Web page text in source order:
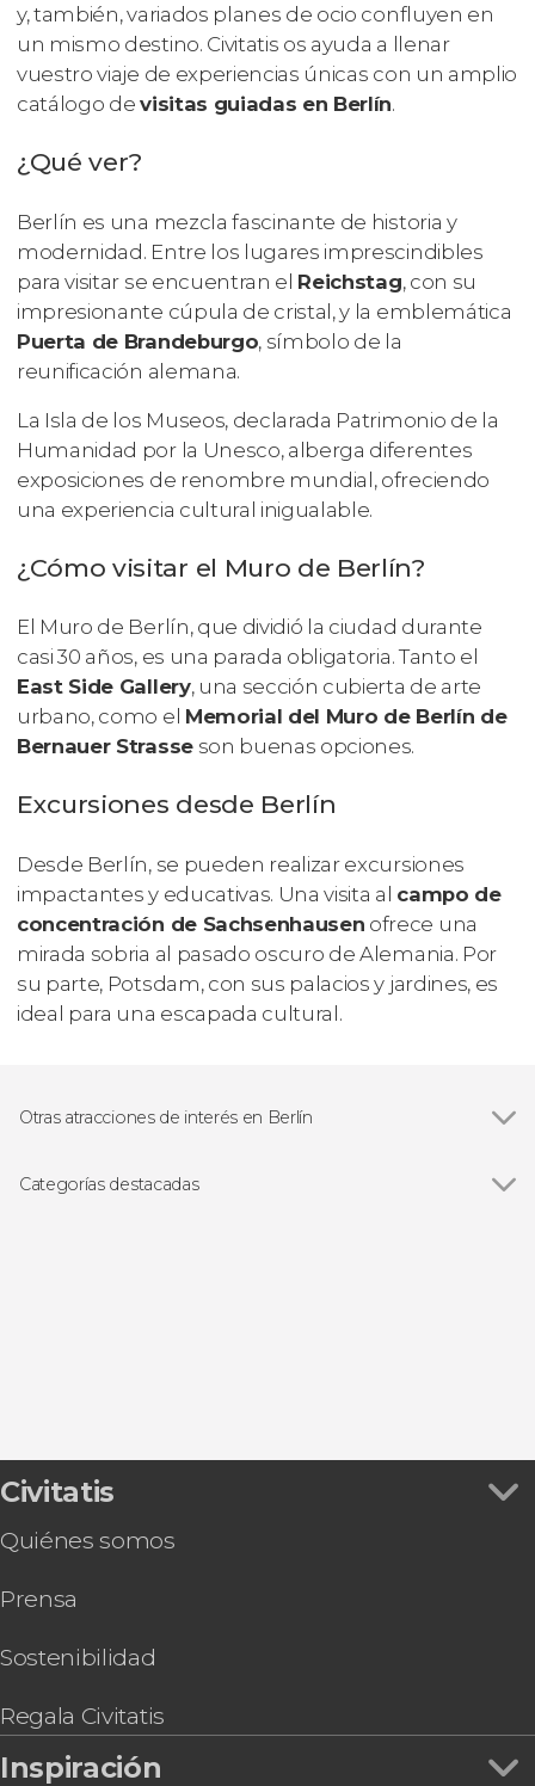
y, también, variados planes de ocio confluyen en
un mismo destino. Civitatis os ayuda a llenar
vuestro viaje de experiencias únicas con un amplio
catálogo devisitas guiadas en Berlín.
¿Qué ver?
Berlín es una mezcla fascinante de historia y
modernidad. Entre los lugares imprescindibles
para visitar se encuentran el Reichstag, con su
impresionante cúpula de cristal, y la emblemática
Puerta de Brandeburgo, símbolo de la
reunificación alemana.
La Isla de los Museos, declarada Patrimonio de la
Humanidad por la Unesco, alberga diferentes
exposiciones de renombre mundial, ofreciendo
una experiencia cultural inigualable.
¿Cómo visitar el Muro de Berlín?
El Muro de Berlín, que dividió la ciudad durante
casi 30 años, es una parada obligatoria. Tanto el
East Side Gallery, una sección cubierta de arte
urbano, como el Memorial del Muro de Berlín de
Bernauer Strasseson buenas opciones.
Excursiones desde Berlín
Desde Berlín, se pueden realizar excursiones
impactantes y educativas. Una visita al campo de
concentración de Sachsenhausen ofrece una
mirada sobria al pasado oscuro de Alemania. Por
su parte, Potsdam, con sus palacios y jardines, es
ideal para una escapada cultural.
Otras atracciones de interés en Berlín
Alexanderplatz
Categorías destacadas
Civitatis
Quiénes somos
Prensa
Sostenibilidad
Regala Civitatis
Inspiración